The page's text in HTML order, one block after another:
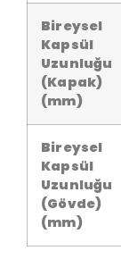
Bireysel
Kapsül
Uzunluğu
(Kapak)
(mm)
Bireysel
Kapsül
Uzunluğu
(Gövde)
(mm)